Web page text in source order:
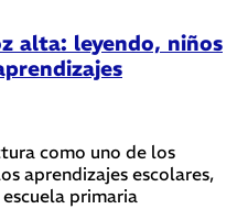
alta: leyendo, niños
como uno de los
aprendizajes escolares,
primaria